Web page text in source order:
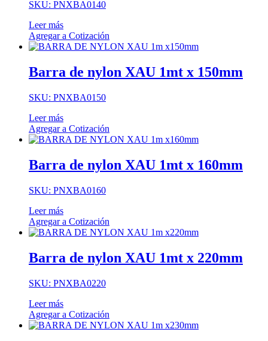
SKU: PNXBA0140
Leer más
Agregar a Cotización
Barra de nylon XAU 1mt x 150mm
SKU: PNXBA0150
Leer más
Agregar a Cotización
Barra de nylon XAU 1mt x 160mm
SKU: PNXBA0160
Leer más
Agregar a Cotización
Barra de nylon XAU 1mt x 220mm
SKU: PNXBA0220
Leer más
Agregar a Cotización